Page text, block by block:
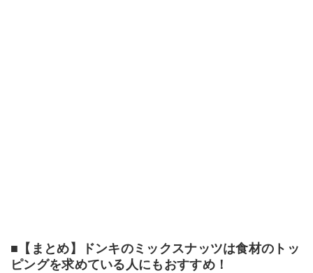
■【まとめ】ドンキのミックスナッツは食材のトッ
ピングを求めている人にもおすすめ！